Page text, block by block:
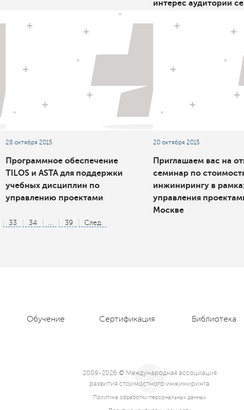
интерес аудитории
«Эффективное
нефтегазовыми
28 октября 2015
Программное обеспечение
TILOS и ASTA для поддержки
учебных дисциплин по
управлению проектами
20 октября 2015
Приглашаем вас на
семинар по
инжинирингу в
управления
Москве
33 34 39 След.
Обучение Сертификация Библиотека
2009-2026 © Международная ассоциация
развития стоимостного инжиниринга
Политика обработки персональных данных